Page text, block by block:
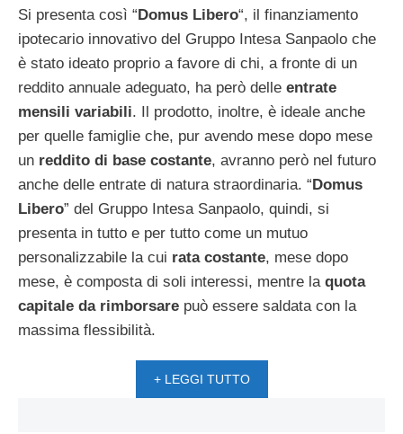
Si presenta così “Domus Libero“, il finanziamento
ipotecario innovativo del Gruppo Intesa Sanpaolo che
è stato ideato proprio a favore di chi, a fronte di un
reddito annuale adeguato, ha però delle entrate
mensili variabili. Il prodotto, inoltre, è ideale anche
per quelle famiglie che, pur avendo mese dopo mese
un reddito di base costante, avranno però nel futuro
anche delle entrate di natura straordinaria. “Domus
Libero” del Gruppo Intesa Sanpaolo, quindi, si
presenta in tutto e per tutto come un mutuo
personalizzabile la cui rata costante, mese dopo
mese, è composta di soli interessi, mentre la quota
capitale da rimborsare può essere saldata con la
massima flessibilità.
+ LEGGI TUTTO